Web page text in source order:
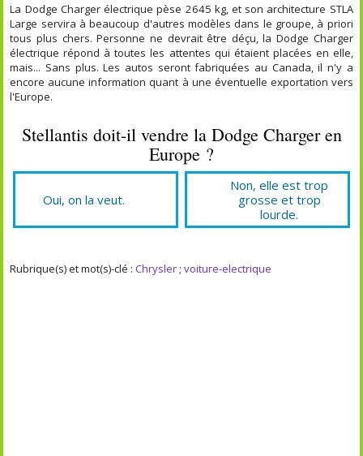
La Dodge Charger électrique pèse 2645 kg, et son architecture STLA
Large servira à beaucoup d'autres modèles dans le groupe, à priori
tous plus chers. Personne ne devrait être déçu, la Dodge Charger
électrique répond à toutes les attentes qui étaient placées en elle,
mais... Sans plus. Les autos seront fabriquées au Canada, il n'y a
encore aucune information quant à une éventuelle exportation vers
l'Europe.
Stellantis doit-il vendre la Dodge Charger en
Europe ?
Oui, on la veut.
Non, elle est trop
grosse et trop
lourde.
Rubrique(s) et mot(s)-clé :Chrysler;voiture-electrique